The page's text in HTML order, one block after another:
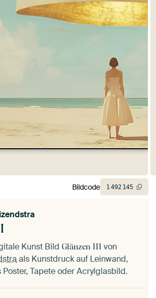
Kunst Bild Glänzen III von
als Kunstdruck auf Leinwand,
Tapete oder Acrylglasbild.
Bildcode 1492 145